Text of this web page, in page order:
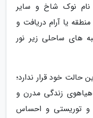
نام نوک شاخ و سایر
یا آرام دریافت و
های ساحلی زیر نور
حالت خود قرار ندارد؛
زندگی مدرن و
و توریستی و احساس